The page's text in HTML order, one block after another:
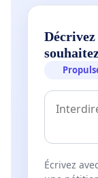
Décrivez
Écrivez